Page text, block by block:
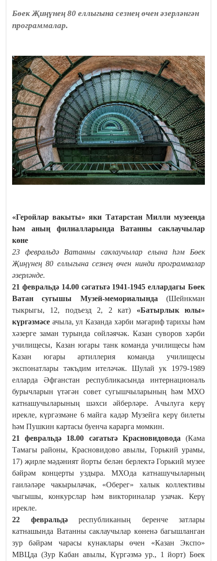
Бөек Җиңүнең 80 еллыгына сезнең өчен әзерләнгән
программалар.
«Геройлар вакыты» яки Татарстан Милли музеенда
һәм аның филиалларында Ватанны саклаучылар
көне
23 февральдә Ватанны саклаучылар елына һәм Бөек
Җиңүнең 80 еллыгына сезнең өчен нинди программалар
әзерләнде.
21 февральдә 14.00 сәгатьтә 1941-1945 еллардагы Бөек
Ватан сугышы Музей-мемориалында (Шейнкман
тыкрыгы, 12, подъезд 2, 2 кат) «Батырлык юлы»
күргәзмәсе ачыла, ул Казанда хәрби мәгариф тарихы һәм
хәзерге заман турында сөйләячәк. Казан суворов хәрби
училищесы, Казан югары танк команда училищесы һәм
Казан югары артиллерия команда училищесы
экспонатлары тәкъдим ителәчәк. Шулай ук 1979-1989
елларда Әфганстан республикасында интернациональ
бурычларын үтәгән совет сугышчыларының һәм МХО
катнашучыларының шәхси әйберләре. Ачылуга керү
ирекле, күргәзмәне 6 майга кадәр Музейга керү билеты
һәм Пушкин картасы буенча карарга мөмкин.
21 февральдә 18.00 сәгатьтә Красновидовода (Кама
Тамагы районы, Красновидово авылы, Горький урамы,
17) җирле мәдәният йорты белән берлектә Горький музее
бәйрәм концерты уздыра. МХОда катнашучыларның
гаиләләре чакырылачак, «Оберег» халык коллективы
чыгышы, конкурслар һәм викториналар узачак. Керү
ирекле.
22 февральдәреспубликаның беренче затлары
катнашында Ватанны саклаучылар көненә багышланган
зур бәйрәм чарасы кунаклары өчен «Казан Экспо»
МВЦда (Зур Кабан авылы, Күргәзмә ур., 1 йорт) Бөек